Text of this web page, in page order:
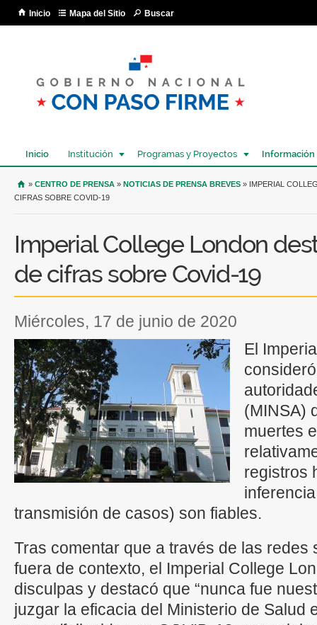
Inicio Mapa del Sitio Buscar
Inicio Institución Programas y Proyectos Información
USTED SE ENCUENTRA AQUÍ
» CENTRO DE PRENSA » NOTICIAS DE PRENSA BREVES » IMPERIAL
CIFRAS SOBRE COVID-19
Imperial College London
de cifras sobre Covid-19
miércoles, 17 de junio de 2020
El
(MINSA)
muertes
registros
transmisión de casos) son fiables.
Tras comentar que a través de las redes
fuera de contexto, el Imperial College
disculpas y destacó que “nunca fue
juzgar la eficacia del Ministerio de Salud